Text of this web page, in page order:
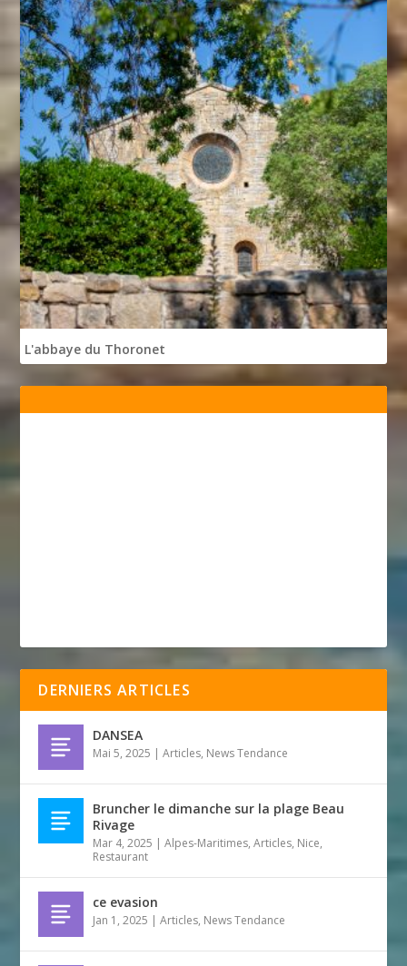
L'abbaye du Thoronet
DERNIERS ARTICLES
DANSEA
Mai 5, 2025 |Articles, News Tendance
Bruncher le dimanche sur la plage Beau
Rivage
Mar 4, 2025 |Alpes-Maritimes,Articles, Nice,
Restaurant
ce evasion
Jan 1, 2025 |Articles, News Tendance